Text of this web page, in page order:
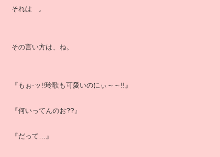
それは…。
その言い方は、ね。
『もぉ‐ッ!!玲歌も可愛いのにぃ～～!!』
『何いってんのお??』
『だって…』